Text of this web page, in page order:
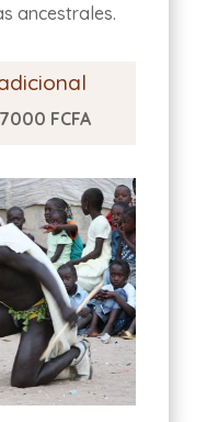
ancestrales.
7000 FCFA